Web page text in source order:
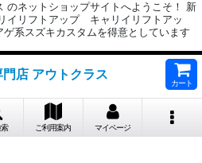
のネットショップサイトへようこそ！ 新
イリフトアップ キャリイリフトアッ
系スズキカスタムを得意としています
店 アウトクラス
カート
ご利用案内 マイページ